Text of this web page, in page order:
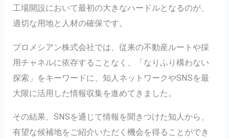
工場開設において最初の大きなハードルとなるのが、
適切な用地と人材の確保です。
プロメシアン株式会社では、従来の不動産ルートや採
用チャネルに依存することなく、「なりふり構わない
探索」をキーワードに、知人ネットワークやSNSを最
大限に活用した情報収集を進めてきました。
その結果、SNSを通じて情報を聞きつけた知人から、
有望な候補地をご紹介いただく機会を得ることができ